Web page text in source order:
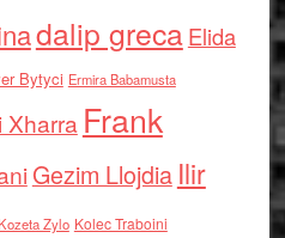
dalip grecaElida
Bytyci Ermira Babamusta
Xharra Frank
Gezim Llojdia Ilir
Zylo Kolec Traboini